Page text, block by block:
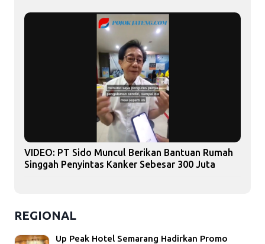
VIDEO: PT Sido Muncul Berikan Bantuan Rumah
Singgah Penyintas Kanker Sebesar 300 Juta
REGIONAL
Up Peak Hotel Semarang Hadirkan Promo